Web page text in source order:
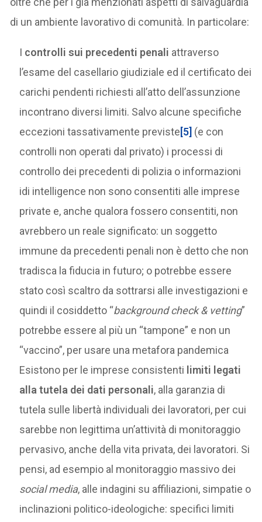
di un ambiente lavorativo di comunità. In particolare:
I controlli sui precedenti penali attraverso
l’esame del casellario giudiziale ed il certificato dei
carichi pendenti richiesti all’atto dell’assunzione
incontrano diversi limiti. Salvo alcune specifiche
eccezioni tassativamente previste[5] (e con
controlli non operati dal privato) i processi di
controllo dei precedenti di polizia o informazioni
idi intelligence non sono consentiti alle imprese
private e, anche qualora fossero consentiti, non
avrebbero un reale significato: un soggetto
immune da precedenti penali non è detto che non
tradisca la fiducia in futuro; o potrebbe essere
stato così scaltro da sottrarsi alle investigazioni e
quindi il cosiddetto “background check & vetting”
potrebbe essere al più un “tampone” e non un
“vaccino”, per usare una metafora pandemica
Esistono per le imprese consistenti limiti legati
alla tutela dei dati personali, alla garanzia di
tutela sulle libertà individuali dei lavoratori, per cui
sarebbe non legittima un’attività di monitoraggio
pervasivo, anche della vita privata, dei lavoratori. Si
pensi, ad esempio al monitoraggio massivo dei
social media, alle indagini su affiliazioni, simpatie o
inclinazioni politico-ideologiche: specifici limiti